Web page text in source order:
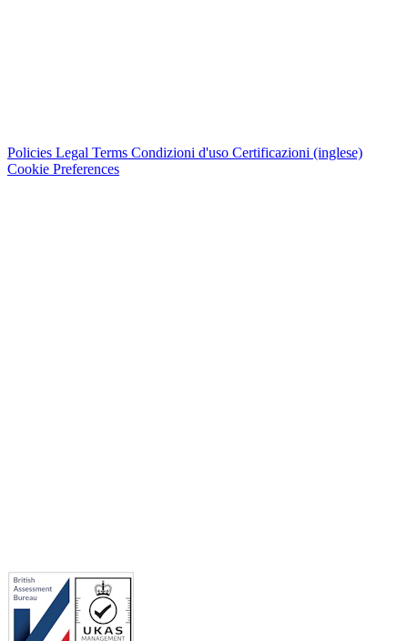
Policies Legal Terms Condizioni d'uso Certificazioni (inglese)
Cookie Preferences